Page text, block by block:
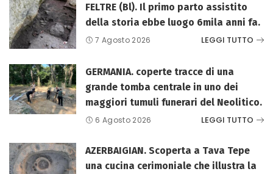
FELTRE (Bl). Il primo parto assistito
della storia ebbe luogo 6mila anni fa.
7 Agosto 2026 LEGGI TUTTO
GERMANIA. coperte tracce di una
grande tomba centrale in uno dei
maggiori tumuli funerari del Neolitico.
6 Agosto 2026 LEGGI TUTTO
AZERBAIGIAN. Scoperta a Tava Tepe
una cucina cerimoniale che illustra la